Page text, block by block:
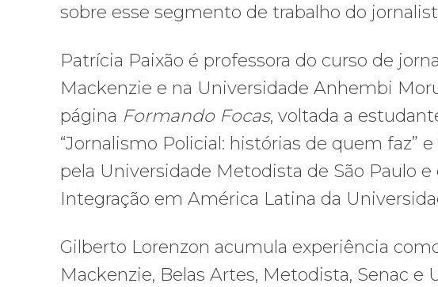
sobre esse segmento de trabalho do
Patrícia Paixão é professora do curso de
Mackenzie e na Universidade Anhembi
página Formando Focas, voltada a
“Jornalismo Policial: histórias de quem faz”
pela Universidade Metodista de São Paulo
Integração em América Latina da
Gilberto Lorenzon acumula experiência
Mackenzie, Belas Artes, Metodista, Senac e